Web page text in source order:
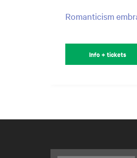
Romanticism
Info + tickets